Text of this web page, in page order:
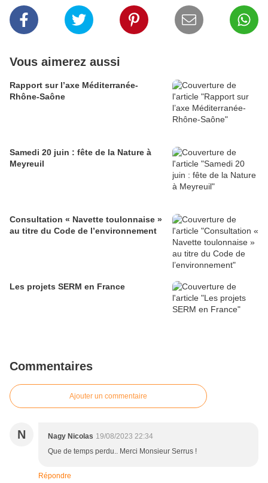
Vous aimerez aussi
Rapport sur l’axe Méditerranée-
Rhône-Saône
Samedi 20 juin : fête de la Nature à
Meyreuil
Consultation « Navette toulonnaise »
au titre du Code de l’environnement
Les projets SERM en France
Commentaires
Ajouter un commentaire
N Nagy Nicolas 19/08/2023 22:34
Que de temps perdu.. Merci Monsieur Serrus !
Répondre